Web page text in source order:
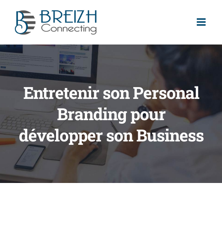
Entretenir son Personal
Branding pour
développer son Business